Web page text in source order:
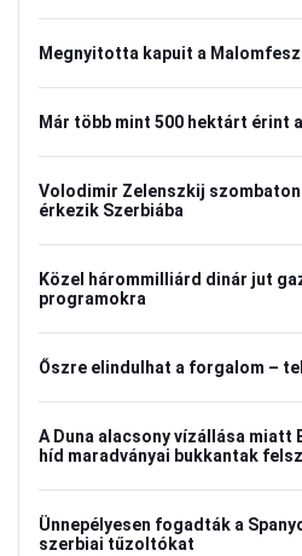
Megnyitotta kapuit a
Már több mint 500 hektárt érint
Volodimir Zelenszkij
érkezik Szerbiába
Közel hárommilliárd dinár jut
programokra
Őszre elindulhat a forgalom –
A Duna alacsony vízállása miatt
híd maradványai bukkantak
Ünnepélyesen fogadták a
szerbiai tűzoltókat